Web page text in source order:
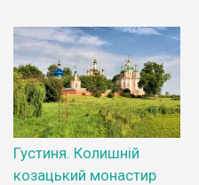
Густиня. Колишній
козацький монастир